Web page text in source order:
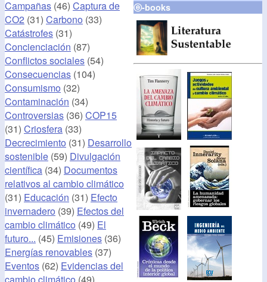
Campañas (46) Captura de
CO2 (31) Carbono (33)
Catástrofes (31)
Concienciación (87)
Conflictos sociales (54)
Consecuencias (104)
Consumismo (32)
Contaminación (34)
Controversias (36) COP15
(31) Criosfera (33)
Decrecimiento (31) Desarrollo
sostenible (59) Divulgación
científica (34) Documentos
relativos al cambio climático
(31) Educación (31) Efecto
invernadero (39) Efectos del
cambio climático (49) El
futuro... (45) Emisiones (36)
Energías renovables (37)
Eventos (62) Evidencias del
ⓔ-books